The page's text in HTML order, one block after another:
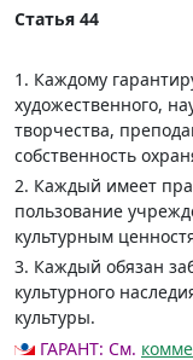
Статья 44
1. Каждому
художественного,
творчества,
собственность
2. Каждый имеет
пользование
культурным
3. Каждый обязан
культурного
культуры.
ГАРАНТ: См.